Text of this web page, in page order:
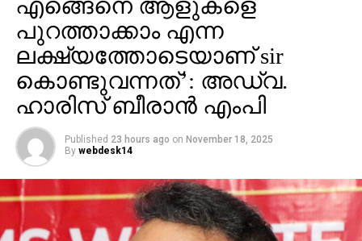
പുറത്താക്കാം എന്ന
ലക്ഷ്യത്തോടെയാണ് sir
കൊണ്ടുവന്നത്’: അഡ്വ.
ഹാരിസ് ബീരാൻ എംപി
Published 23 hours ago on November 18, 2025